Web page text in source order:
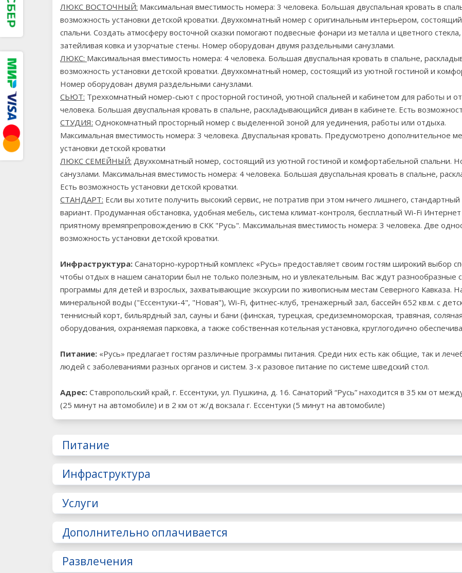
ЛЮКС ВОСТОЧНЫЙ: Максимальная вместимость номера: 3 человека. Большая двуспальная кровать в
возможность установки детской кроватки. Двухкомнатный номер с оригинальным интерьером,
спальни. Создать атмосферу восточной сказки помогают подвесные фонари из металла и цветного
затейливая ковка и узорчатые стены. Номер оборудован двумя раздельными санузлами.
ЛЮКС: Максимальная вместимость номера: 4 человека. Большая двуспальная кровать в спальне,
возможность установки детской кроватки. Двухкомнатный номер, состоящий из уютной гостиной и
Номер оборудован двумя раздельными санузлами.
СЬЮТ: Трехкомнатный номер-сьют с просторной гостиной, уютной спальней и кабинетом для работы и
человека. Большая двуспальная кровать в спальне, раскладывающийся диван в кабинете. Есть
СТУДИЯ: Однокомнатный просторный номер с выделенной зоной для уединения, работы или отдыха.
Максимальная вместимость номера: 3 человека. Двуспальная кровать. Предусмотрено дополнительное
установки детской кроватки
ЛЮКС СЕМЕЙНЫЙ: Двухкомнатный номер, состоящий из уютной гостиной и комфортабельной спальни.
санузлами. Максимальная вместимость номера: 4 человека. Большая двуспальная кровать в спальне,
Есть возможность установки детской кроватки.
СТАНДАРТ: Если вы хотите получить высокий сервис, не потратив при этом ничего лишнего,
вариант. Продуманная обстановка, удобная мебель, система климат-контроля, бесплатный Wi-Fi
приятному времяпрепровождению в СКК "Русь". Максимальная вместимость номера: 3 человека. Две
возможность установки детской кроватки.
Инфраструктура: Санаторно-курортный комплекс «Русь» предоставляет своим гостям широкий выбор
чтобы отдых в нашем санатории был не только полезным, но и увлекательным. Вас ждут разнообразные
программы для детей и взрослых, захватывающие экскурсии по живописным местам Северного Кавказа.
минеральной воды ("Ессентуки-4", "Новая"), Wi-Fi, фитнес-клуб, тренажерный зал, бассейн 652 кв.м. с
теннисный корт, бильярдный зал, сауны и бани (финская, турецкая, средиземноморская, травяная,
оборудования, охраняемая парковка, а также собственная котельная установка, круглогодично
Питание: «Русь» предлагает гостям различные программы питания. Среди них есть как общие, так и
людей с заболеваниями разных органов и систем. 3-х разовое питание по системе шведский стол.
Адрес: Cтавропольский край, г. Ессентуки, ул. Пушкина, д. 16. Санаторий “Русь” находится в 35 км от
(25 минут на автомобиле) и в 2 км от ж/д вокзала г. Ессентуки (5 минут на автомобиле)
Питание
Инфраструктура
Услуги
Дополнительно оплачивается
Развлечения